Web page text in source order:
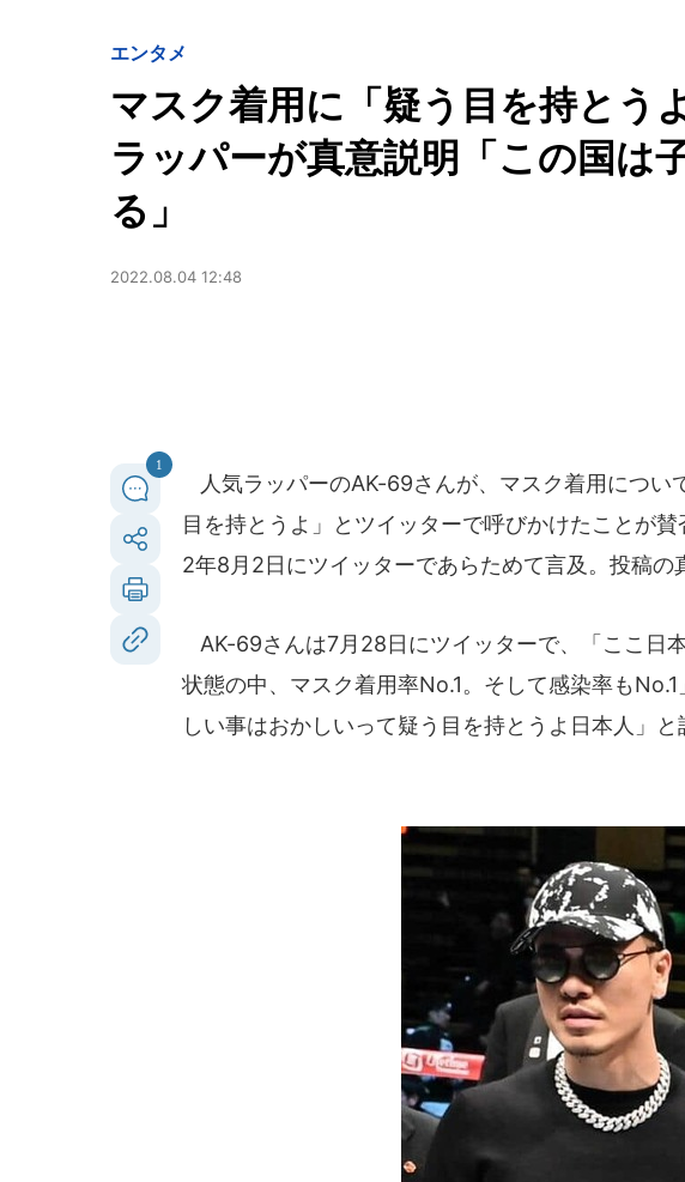
エンタメ
マスク着用に「疑う目を持と
ラッパーが真意説明「この国は
る」
2022.08.04 12:48
1
人気ラッパーのAK-69さんが、マスク着用につい
目を持とうよ」とツイッターで呼びかけたことが
2年8月2日にツイッターであらためて言及。投稿の
AK-69さんは7月28日にツイッターで、「ここ日
状態の中、マスク着用率No.1。そして感染率も
しい事はおかしいって疑う目を持とうよ日本人」と